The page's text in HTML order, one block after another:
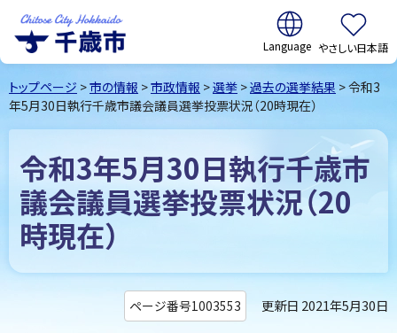
千歳市Chitose
City Hokkaido
翻訳:
やさしい日本語
トップページ >市の情報 >市政情報 >選挙 >過去の選挙結果 > 令和3
年5月30日執行千歳市議会議員選挙投票状況（20時現在）
令和3年5月30日執行千歳市
議会議員選挙投票状況（20
時現在）
ページ番号1003553 更新日 2021年5月30日